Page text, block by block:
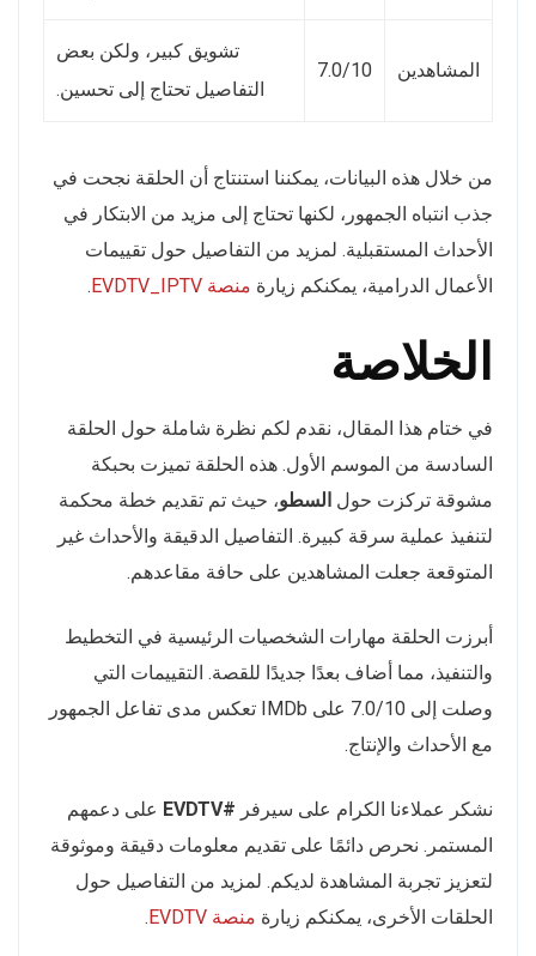
المشاهدين 7.0/10
تشويق كبير، ولكن بعض
التفاصيل تحتاج إلى تحسين.
من خلال هذه البيانات، يمكننا استنتاج أن الحلقة نجحت في
جذب انتباه الجمهور، لكنها تحتاج إلى مزيد من الابتكار في
الأحداث المستقبلية. لمزيد من التفاصيل حول تقييمات
الأعمال الدرامية، يمكنكم زيارة منصة EVDTV_IPTV .
الخلاصة
في ختام هذا المقال، نقدم لكم نظرة شاملة حول الحلقة
السادسة من الموسم الأول. هذه الحلقة تميزت بحبكة
مشوقة تركزت حول السطو، حيث تم تقديم خطة محكمة
لتنفيذ عملية سرقة كبيرة. التفاصيل الدقيقة والأحداث غير
المتوقعة جعلت المشاهدين على حافة مقاعدهم.
أبرزت الحلقة مهارات الشخصيات الرئيسية في التخطيط
والتنفيذ، مما أضاف بعدًا جديدًا للقصة. التقييمات التي
وصلت إلى 7.0/10 على IMDb تعكس مدى تفاعل الجمهور
مع الأحداث والإنتاج.
نشكر عملاءنا الكرام على سيرفر #EVDTV
على دعمهم
المستمر. نحرص دائمًا على تقديم معلومات دقيقة وموثوقة
لتعزيز تجربة المشاهدة لديكم. لمزيد من التفاصيل حول
الحلقات الأخرى، يمكنكم زيارة منصة EVDTV .